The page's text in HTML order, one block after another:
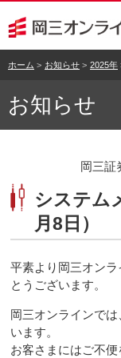
ホーム お知らせ 2025年
お知らせ
岡三証
システム
月8日）
平素より岡三オン
とうございます。
岡三オンラインで
います。
お客さまにはご不